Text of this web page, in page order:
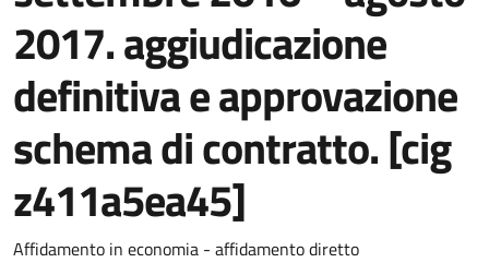
2017. aggiudicazione
definitiva e approvazione
schema di contratto. [cig
z411a5ea45]
Dettaglio del documento
Affidamento in economia - affidamento diretto